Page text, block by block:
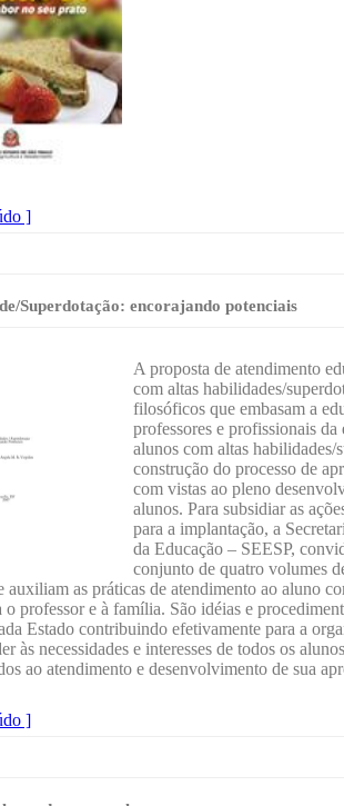
]
Superdotação: encorajando potenciais
A proposta de atendimento
com altas habilidades/
filosóficos que embasam a
professores e profissionais
alunos com altas
construção do processo de
com vistas ao pleno
alunos. Para subsidiar as
para a implantação, a
da Educação – SEESP,
conjunto de quatro volumes
auxiliam as práticas de atendimento ao aluno
o professor e à família. São idéias e
Estado contribuindo efetivamente para a
às necessidades e interesses de todos os
ao atendimento e desenvolvimento de sua
]